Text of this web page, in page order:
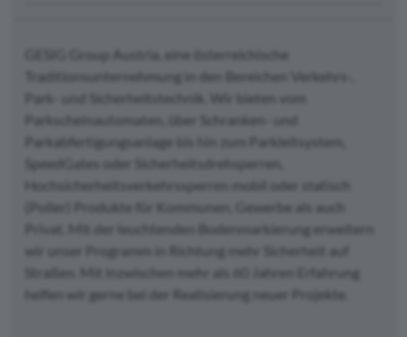
GESIG Group Austria, eine österreichische
Traditionsunternehmung in den Bereichen Verkehrs-,
Park- und Sicherheitstechnik. Wir bieten vom
Parkscheinautomaten, über Schranken- und
Parkabfertigungsanlage bis hin zum Parkleitsystem,
SpeedGates oder Sicherheitsdrehsperren,
Hochsicherheitsverkehrssperren mobil oder statisch
(Poller) Produkte für Kommunen, Gewerbe als auch
Privat. Mit der leuchtenden Bodenmarkierung erweitern
wir unser Programm in Richtung mehr Sicherheit auf
Straßen. Mit inzwischen mehr als 60 Jahren Erfahrung
helfen wir gerne bei der Realisierung neuer Projekte.